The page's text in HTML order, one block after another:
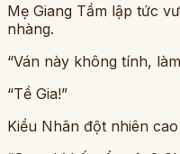
Mẹ Giang Tầm lập tức
nhàng.
“Ván này không tính,
“Tề Gia!”
Kiều Nhân đột nhiên